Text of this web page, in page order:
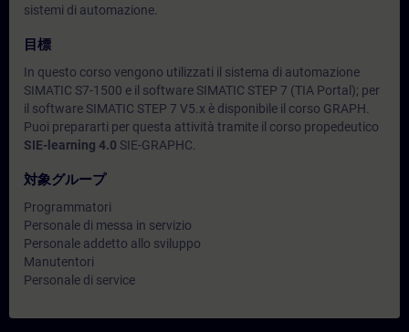
sistemi di automazione.
目標
In questo corso vengono utilizzati il sistema di automazione
SIMATIC S7-1500 e il software SIMATIC STEP 7 (TIA Portal); per
il software SIMATIC STEP 7 V5.x è disponibile il corso GRAPH.
Puoi prepararti per questa attività tramite il corso propedeutico
SIE-learning 4.0 SIE-GRAPHC.
対象グループ
Programmatori
Personale di messa in servizio
Personale addetto allo sviluppo
Manutentori
Personale di service